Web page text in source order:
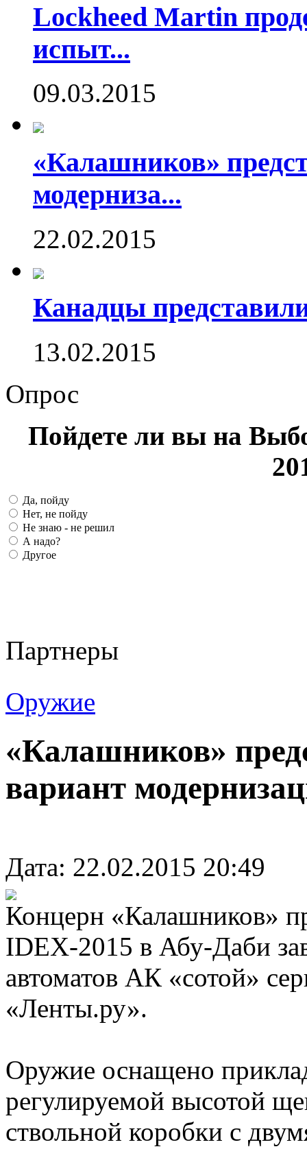
Lockheed Martin
испыт...
09.03.2015
«Калашников»
модерниза...
22.02.2015
Канадцы
13.02.2015
Опрос
Пойдете ли вы на
Да, пойду
Нет, не пойду
Не знаю - не решил
А надо?
Другое
Партнеры
Оружие
«Калашников»
вариант
Дата: 22.02.2015 20:49
Концерн «Калашников»
IDEX-2015 в Абу-Даби
автоматов АК «сотой»
«Ленты.ру».
Оружие оснащено
регулируемой высотой
ствольной коробки с